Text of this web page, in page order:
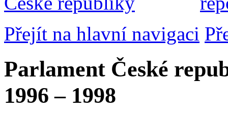
Přejít na hlavní navigaci
Parlament České
1996 – 1998